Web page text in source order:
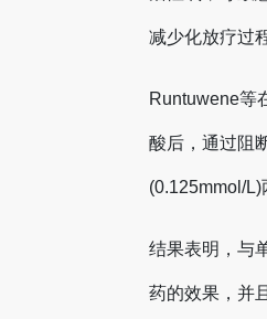
减少化放疗过
Runtuwene等
酸后，通过阻
(0.125mmol/L)
结果表明，与
药的效果，并